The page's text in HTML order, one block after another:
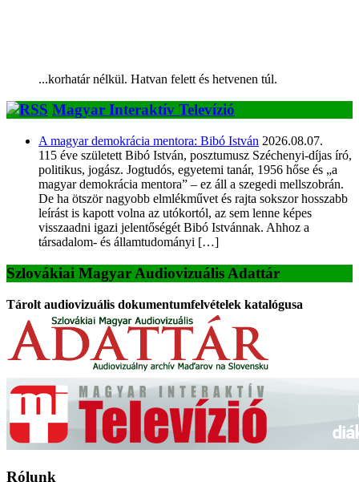
...korhatár nélkül. Hatvan felett és hetvenen túl.
Magyar Interaktív Televízió
A magyar demokrácia mentora: Bibó István 2026.08.07.
115 éve született Bibó István, posztumusz Széchenyi-díjas író,
politikus, jogász. Jogtudós, egyetemi tanár, 1956 hőse és „a
magyar demokrácia mentora” – ez áll a szegedi mellszobrán.
De ha ötször nagyobb elmlékművet és rajta sokszor hosszabb
leírást is kapott volna az utókortól, az sem lenne képes
visszaadni igazi jelentőségét Bibó Istvánnak. Ahhoz a
társadalom- és államtudományi […]
Szlovákiai Magyar Audiovizuális Adattár
Tárolt audiovizuális dokumentumfelvételek katalógusa
Rólunk